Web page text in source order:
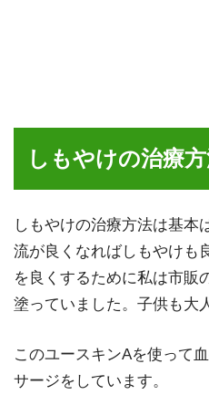
しもやけの治療
しもやけの治療方法は基本
流が良くなればしもやけも
を良くするために私は市販
塗っていました。子供も大
このユースキンAを使って
サージをしています。